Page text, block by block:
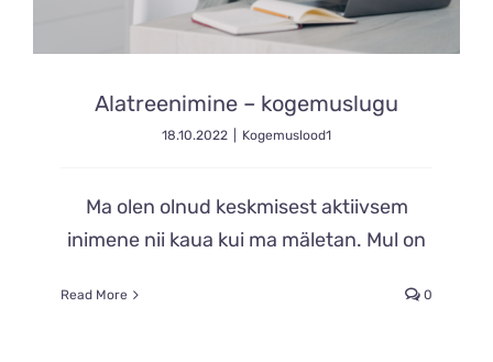
Alatreenimine – kogemuslugu
18.10.2022 Kogemuslood1
Ma olen olnud keskmisest aktiivsem
inimene nii kaua kui ma mäletan. Mul on
Read More 0